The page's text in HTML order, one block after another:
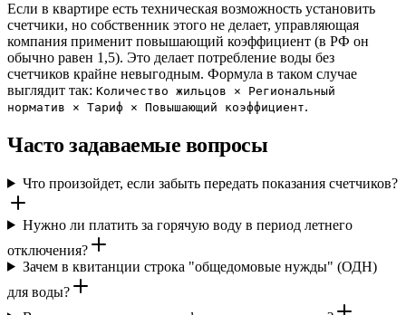
Если в квартире есть техническая возможность установить
счетчики, но собственник этого не делает, управляющая
компания применит повышающий коэффициент (в РФ он
обычно равен 1,5). Это делает потребление воды без
счетчиков крайне невыгодным. Формула в таком случае
выглядит так: Количество жильцов × Региональный
норматив × Тариф × Повышающий коэффициент.
Часто задаваемые вопросы
Что произойдет, если забыть передать показания счетчиков?
Нужно ли платить за горячую воду в период летнего
отключения?
Зачем в квитанции строка "общедомовые нужды" (ОДН)
для воды?